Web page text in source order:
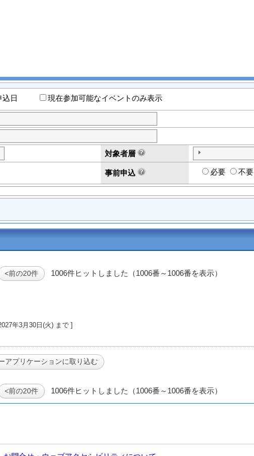
込日 現在参加可能なイベントのみ表示
対象者層
事前申込 必要 不要
<前の20件 1006件ヒットしました（1006番～1006番を表示）
から 2027年3月30日(火) まで ]
<前の20件 1006件ヒットしました（1006番～1006番を表示）